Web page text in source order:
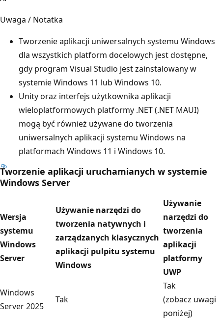
Uwaga / Notatka
Tworzenie aplikacji uniwersalnych systemu Windows
dla wszystkich platform docelowych jest dostępne,
gdy program Visual Studio jest zainstalowany w
systemie Windows 11 lub Windows 10.
Unity oraz interfejs użytkownika aplikacji
wieloplatformowych platformy .NET (.NET MAUI)
mogą być również używane do tworzenia
uniwersalnych aplikacji systemu Windows na
platformach Windows 11 i Windows 10.
Tworzenie aplikacji uruchamianych w systemie
Windows Server
Wersja
systemu
Windows
Server
Używanie narzędzi do
tworzenia natywnych i
zarządzanych klasycznych
aplikacji pulpitu systemu
Windows
Używanie
narzędzi do
tworzenia
aplikacji
platformy
UWP
Windows
Server 2025
Tak
Tak
(zobacz uwagi
poniżej)